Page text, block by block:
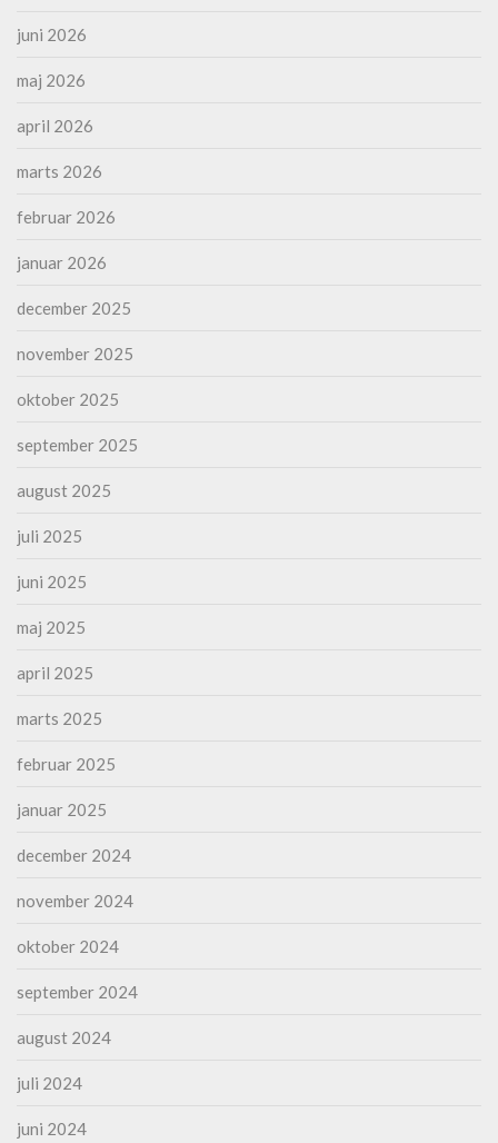
juni 2026
maj 2026
april 2026
marts 2026
februar 2026
januar 2026
december 2025
november 2025
oktober 2025
september 2025
august 2025
juli 2025
juni 2025
maj 2025
april 2025
marts 2025
februar 2025
januar 2025
december 2024
november 2024
oktober 2024
september 2024
august 2024
juli 2024
juni 2024